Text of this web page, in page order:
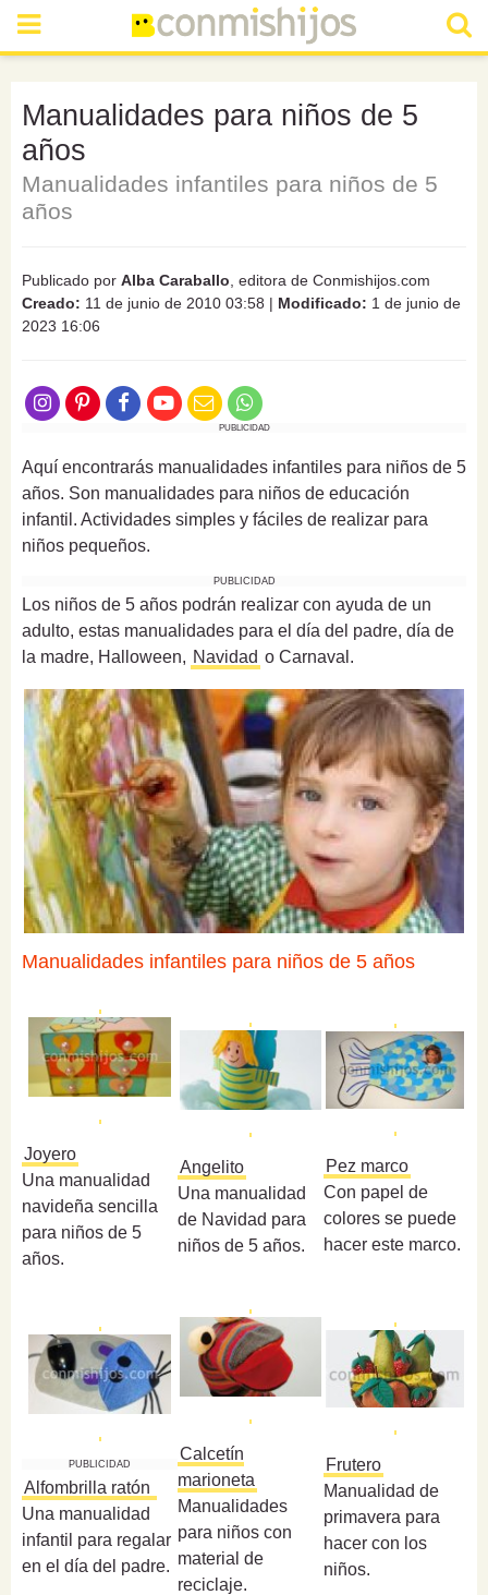
Manualidades para niños de 5
años
Manualidades infantiles para niños de 5
años
Publicado por Alba Caraballo , editora de Conmishijos.com
Creado: 11 de junio de 2010 03:58 | Modificado: 1 de junio de
2023 16:06
PUBLICIDAD
Aquí encontrarás manualidades infantiles para niños de 5
años. Son manualidades para niños de educación
infantil. Actividades simples y fáciles de realizar para
niños pequeños.
PUBLICIDAD
Los niños de 5 años podrán realizar con ayuda de un
adulto, estas manualidades para el día del padre, día de
la madre, Halloween, Navidad o Carnaval.
Manualidades infantiles para niños de 5 años
Joyero
Una manualidad
navideña sencilla
para niños de 5
años.
Angelito
Una manualidad
de Navidad para
niños de 5 años.
Pez marco
Con papel de
colores se puede
hacer este marco.
PUBLICIDAD
Alfombrilla ratón
Una manualidad
infantil para regalar
en el día del padre.
Calcetín
marioneta
Manualidades
para niños con
material de
reciclaje.
Frutero
Manualidad de
primavera para
hacer con los
niños.